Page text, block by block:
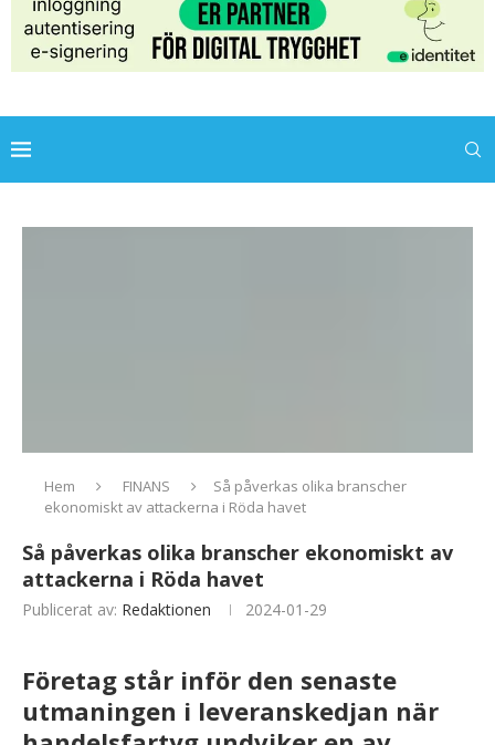
Hem FINANS
Så påverkas olika branscher
ekonomiskt av attackerna i Röda havet
Så påverkas olika branscher ekonomiskt av
attackerna i Röda havet
Publicerat av: Redaktionen 2024-01-29
Företag står inför den senaste
utmaningen i leveranskedjan när